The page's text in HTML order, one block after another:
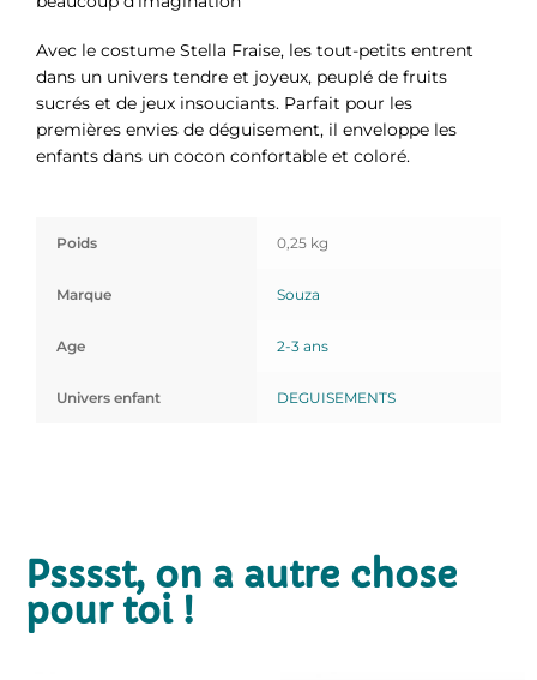
Avec le costume Stella Fraise, les tout-petits entrent
dans un univers tendre et joyeux, peuplé de fruits
sucrés et de jeux insouciants. Parfait pour les
premières envies de déguisement, il enveloppe les
enfants dans un cocon confortable et coloré.
Poids 0,25 kg
Marque Souza
Age 2-3 ans
Univers enfant DEGUISEMENTS
Psssst, on a autre chose
pour toi !